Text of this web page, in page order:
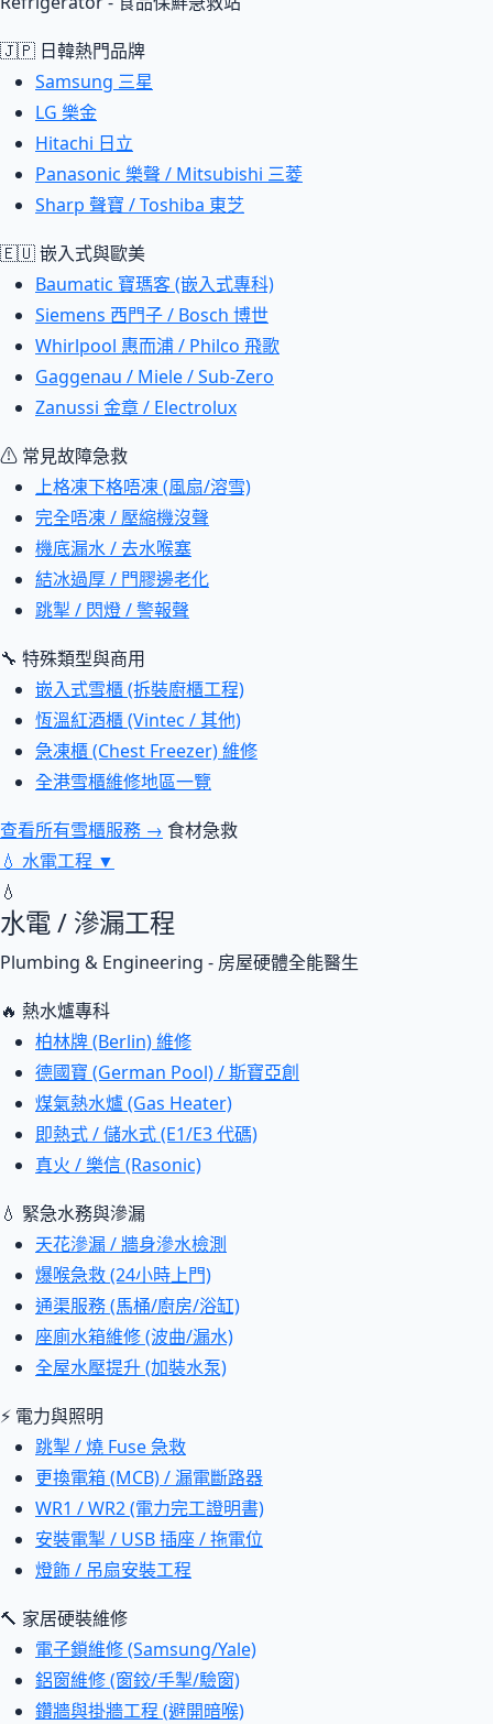
🇯🇵 日韓熱門品牌
Samsung 三星
LG 樂金
Hitachi 日立
Panasonic 樂聲 / Mitsubishi 三菱
Sharp 聲寶 / Toshiba 東芝
🇪🇺 嵌入式與歐美
Baumatic 寶瑪客 (嵌入式專科)
Siemens 西門子 / Bosch 博世
Whirlpool 惠而浦 / Philco 飛歌
Gaggenau / Miele / Sub-Zero
Zanussi 金章 / Electrolux
⚠ 常見故障急救
上格凍下格唔凍 (風扇/溶雪)
完全唔凍 / 壓縮機沒聲
機底漏水 / 去水喉塞
結冰過厚 / 門膠邊老化
跳掣 / 閃燈 / 警報聲
🔧 特殊類型與商用
嵌入式雪櫃 (拆裝廚櫃工程)
恆溫紅酒櫃 (Vintec / 其他)
急凍櫃 (Chest Freezer) 維修
全港雪櫃維修地區一覽
查看所有雪櫃服務 → 食材急救
💧 水電工程 ▼
💧
水電 / 滲漏工程
Plumbing & Engineering - 房屋硬體全能醫生
🔥 熱水爐專科
柏林牌 (Berlin) 維修
德國寶 (German Pool) / 斯寶亞創
煤氣熱水爐 (Gas Heater)
即熱式 / 儲水式 (E1/E3 代碼)
真火 / 樂信 (Rasonic)
💧 緊急水務與滲漏
天花滲漏 / 牆身滲水檢測
爆喉急救 (24小時上門)
通渠服務 (馬桶/廚房/浴缸)
座廁水箱維修 (波曲/漏水)
全屋水壓提升 (加裝水泵)
⚡ 電力與照明
跳掣 / 燒 Fuse 急救
更換電箱 (MCB) / 漏電斷路器
WR1 / WR2 (電力完工證明書)
安裝電掣 / USB 插座 / 拖電位
燈飾 / 吊扇安裝工程
🔨 家居硬裝維修
電子鎖維修 (Samsung/Yale)
鋁窗維修 (窗鉸/手掣/驗窗)
鑽牆與掛牆工程 (避開暗喉)